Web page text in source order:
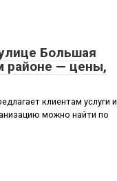
Большая
районе — цены,
клиентам услуги и
можно найти по